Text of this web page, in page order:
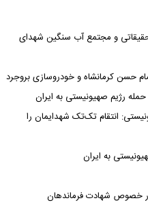
و مجتمع آب سنگین شهدای
حسن کرمانشاه و خودروسازی بروجرد
رژیم صهیونیستی به ایران
انتقام تک‌تک شهدایمان را
به ایران
خصوص شهادت فرماندهان